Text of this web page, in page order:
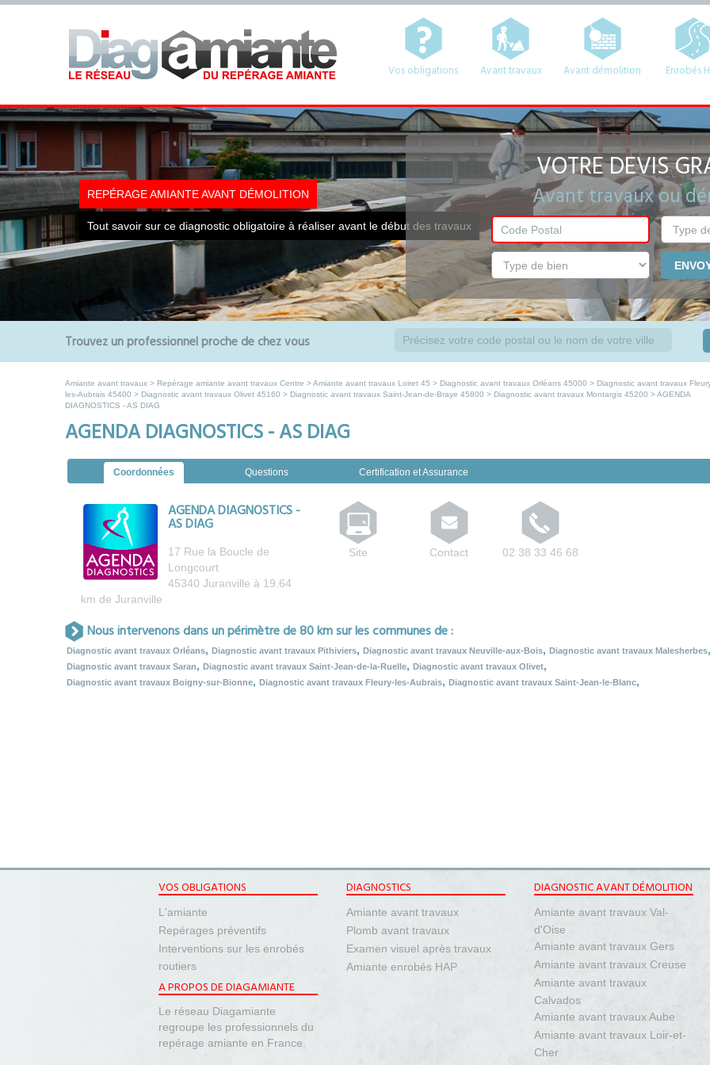
Vos obligations Avant travaux Avant démolition Enrobés
VOTRE DEVIS
Avant travaux ou
REPÉRAGE AMIANTE AVANT DÉMOLITION
Tout savoir sur ce diagnostic obligatoire à réaliser avant le début des travaux
Trouvez un professionnel proche de chez vous
Amiante avant travaux > Repérage amiante avant travaux Centre >Amiante avant travaux Loiret 45 > Diagnostic avant travaux Orléans 45000 > Diagnostic avant travaux
les-Aubrais 45400 > Diagnostic avant travaux Olivet 45160 > Diagnostic avant travaux Saint-Jean-de-Braye 45800 > Diagnostic avant travaux Montargis 45200 > AGENDA
DIAGNOSTICS - AS DIAG
AGENDA DIAGNOSTICS - AS DIAG
Coordonnées Questions Certification et Assurance
AGENDA DIAGNOSTICS -
AS DIAG
17 Rue la Boucle de
Longcourt
45340 Juranville à 19.64
km de Juranville
Site Contact 02 38 33 46 68
Nous intervenons dans un périmètre de 80 km sur les communes de :
Diagnostic avant travaux Orléans, Diagnostic avant travaux Pithiviers, Diagnostic avant travaux Neuville-aux-Bois, Diagnostic avant travaux Malesherbes,
Diagnostic avant travaux Saran, Diagnostic avant travaux Saint-Jean-de-la-Ruelle, Diagnostic avant travaux Olivet,
Diagnostic avant travaux Boigny-sur-Bionne, Diagnostic avant travaux Fleury-les-Aubrais, Diagnostic avant travaux Saint-Jean-le-Blanc,
VOS OBLIGATIONS
L'amiante
Repérages préventifs
Interventions sur les enrobés
routiers
A PROPOS DE DIAGAMIANTE
Le réseau Diagamiante
regroupe les professionnels du
repérage amiante en France.
DIAGNOSTICS
Amiante avant travaux
Plomb avant travaux
Examen visuel après travaux
Amiante enrobés HAP
DIAGNOSTIC AVANT DÉMOLITION
Amiante avant travaux Val-
d'Oise
Amiante avant travaux Gers
Amiante avant travaux Creuse
Amiante avant travaux
Calvados
Amiante avant travaux Aube
Amiante avant travaux Loir-et-
Cher